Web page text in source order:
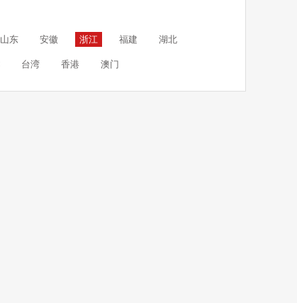
山东 安徽 浙江 福建 湖北
台湾 香港 澳门